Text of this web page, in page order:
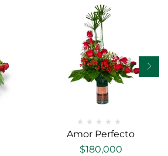
Amor Perfecto
$180,000